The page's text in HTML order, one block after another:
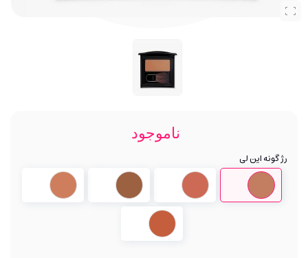
ناموجود
رژ گونه این لی
Peach
-
03
Pink
Rose
Rose
Wood
Harmoney
-
01
Coral
-
04